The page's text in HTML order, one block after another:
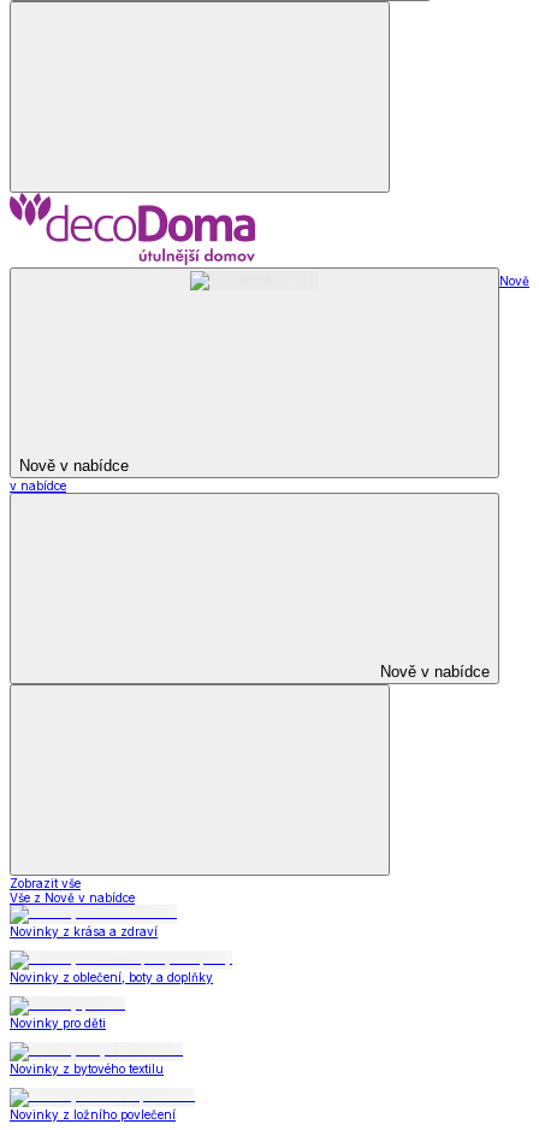
Nově v nabídce
Nově
v nabídce
Nově v nabídce
Zobrazit vše
Vše z Nově v nabídce
Novinky z krása a zdraví
Novinky z oblečení, boty a doplňky
Novinky pro děti
Novinky z bytového textilu
Novinky z ložního povlečení